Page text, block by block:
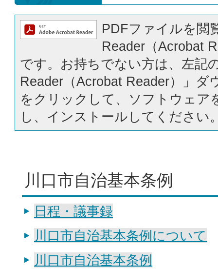
PDFファイルを閲
Reader（Acrobat
です。お持ちでない方は、左記
Reader（Acrobat Reader）」ダ
をクリックして、ソフトウェア
し、インストールしてください
川口市自治基本条例
日程・議事録
川口市自治基本条例について
川口市自治基本条例